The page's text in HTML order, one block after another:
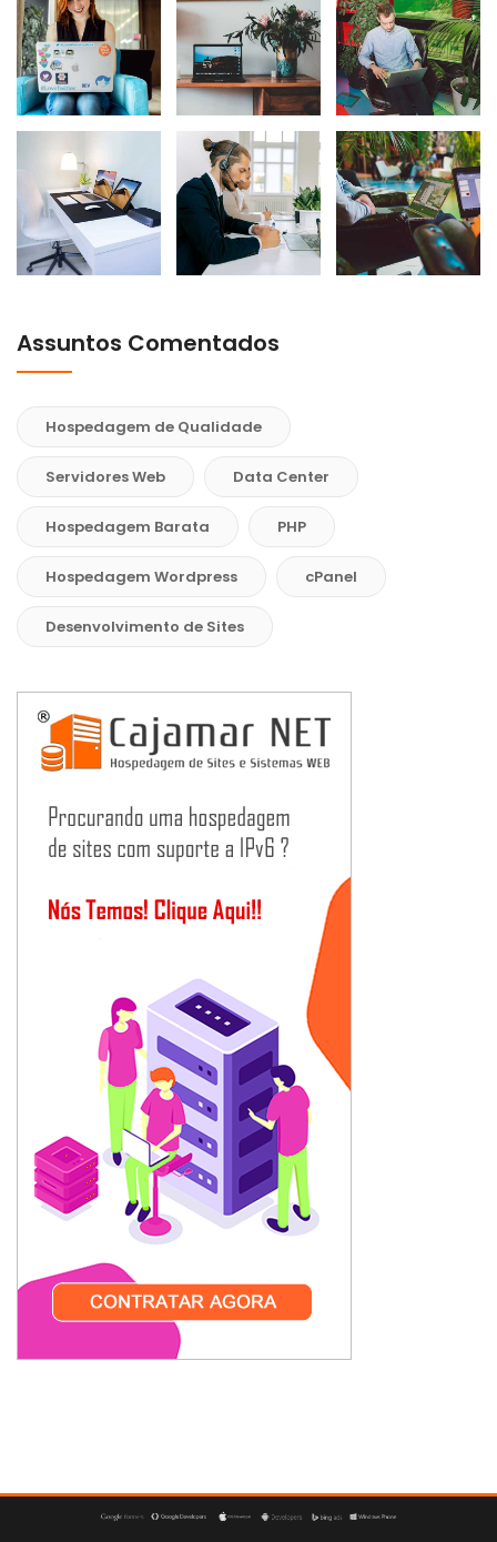
Assuntos Comentados
Hospedagem de Qualidade
Servidores Web Data Center
Hospedagem Barata PHP
Hospedagem Wordpress cPanel
Desenvolvimento de Sites